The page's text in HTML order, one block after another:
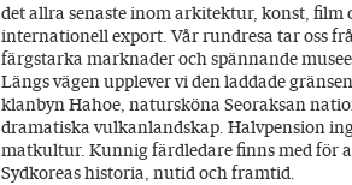
det allra senaste inom arkitektur, konst, film
internationell export. Vår rundresa tar oss
färgstarka marknader och spännande
Längs vägen upplever vi den laddade
klanbyn Hahoe, natursköna Seoraksan
dramatiska vulkanlandskap. Halvpension
matkultur. Kunnig färdledare finns med för
Sydkoreas historia, nutid och framtid.